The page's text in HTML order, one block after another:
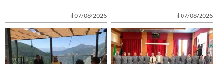
il 07/08/2026 il 07/08/2026